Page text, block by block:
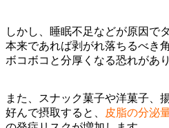
しかし、睡眠不足などが原因で
本来であれば剥がれ落ちるべき
ボコボコと分厚くなる恐れがあり
また、スナック菓子や洋菓子、
好んで摂取すると、
皮脂の分泌